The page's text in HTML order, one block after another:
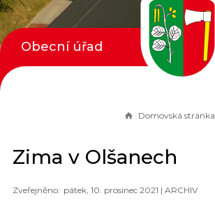
Domovská stránka
Zima v Olšanech
pátek, 10. prosinec 2021 | ARCHIV
Obecní úřad